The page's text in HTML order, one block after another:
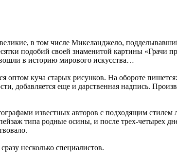
в том числе Микеланджело,
подобий своей знаменитой картины «Грачи
в историю мирового искусства…
куча старых рисунков. На обороте
добавляется еще и дарственная надпись.
известных авторов с подходящим стилем
типа родные осины, и после трех-четырех
несколько специалистов.